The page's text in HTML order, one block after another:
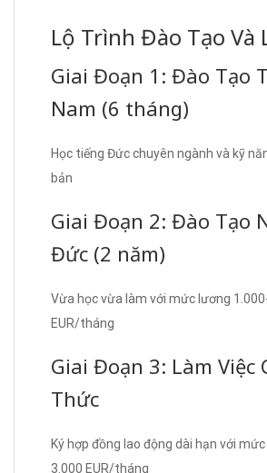
Lộ Trình Đào Tạo Và
Giai Đoạn 1: Đào Tạo
Nam (6 tháng)
Học tiếng Đức chuyên ngành và kỹ
bản
Giai Đoạn 2: Đào Tạo
Đức (2 năm)
Vừa học vừa làm với mức lương
EUR/tháng
Giai Đoạn 3: Làm Việc
Thức
Ký hợp đồng lao động dài hạn với
3.000 EUR/tháng